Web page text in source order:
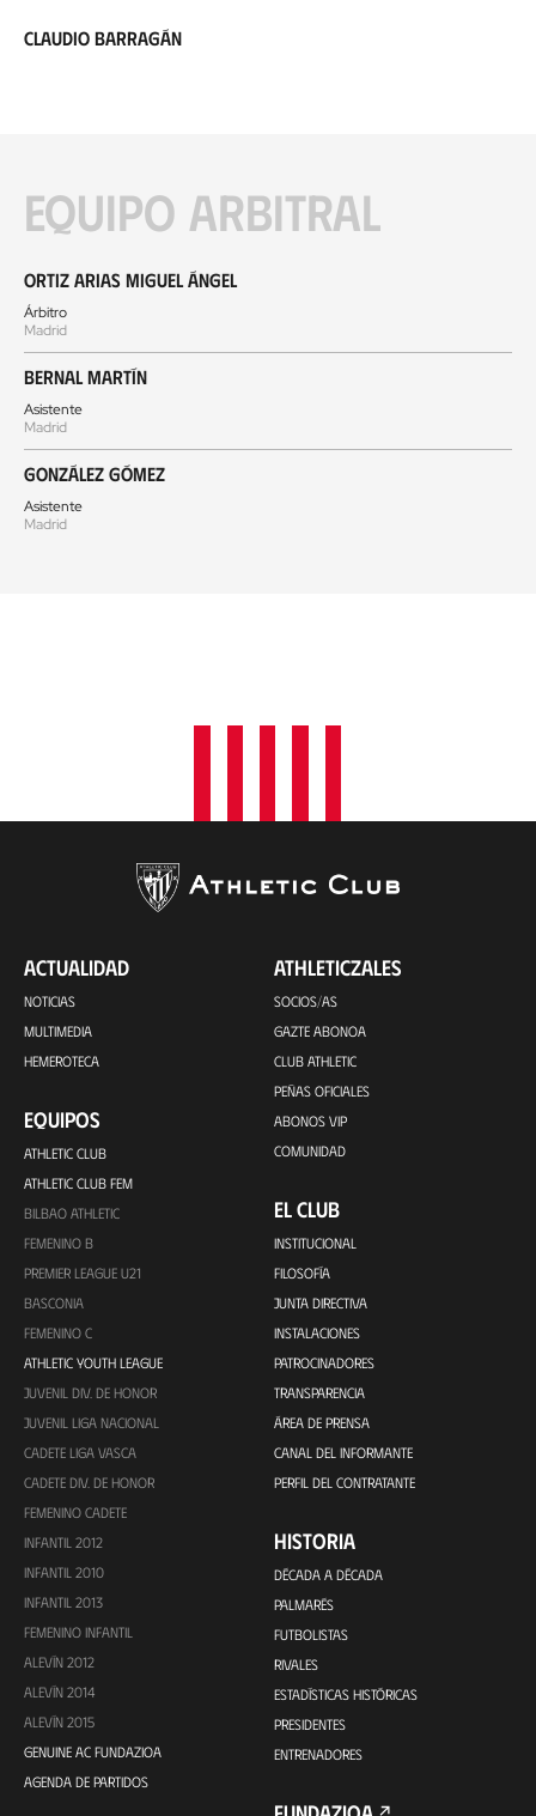
Claudio Barragán
Equipo arbitral
Ortiz Arias Miguel Ángel
Árbitro
Madrid
Bernal Martín
Asistente
Madrid
González Gómez
Asistente
Madrid
ACTUALIDAD
NOTICIAS
MULTIMEDIA
HEMEROTECA
EQUIPOS
ATHLETIC CLUB
ATHLETIC CLUB FEM
BILBAO ATHLETIC
FEMENINO B
PREMIER LEAGUE U21
BASCONIA
FEMENINO C
ATHLETIC YOUTH LEAGUE
JUVENIL DIV. DE HONOR
JUVENIL LIGA NACIONAL
CADETE LIGA VASCA
CADETE DIV. DE HONOR
FEMENINO CADETE
INFANTIL 2012
INFANTIL 2010
INFANTIL 2013
FEMENINO INFANTIL
ALEVÍN 2012
ALEVÍN 2014
ALEVÍN 2015
GENUINE AC FUNDAZIOA
AGENDA DE PARTIDOS
ATHLETICZALES
SOCIOS/AS
GAZTE ABONOA
CLUB ATHLETIC
PEÑAS OFICIALES
ABONOS VIP
COMUNIDAD
EL CLUB
INSTITUCIONAL
FILOSOFÍA
JUNTA DIRECTIVA
INSTALACIONES
PATROCINADORES
TRANSPARENCIA
ÁREA DE PRENSA
CANAL DEL INFORMANTE
PERFIL DEL CONTRATANTE
HISTORIA
DÉCADA A DÉCADA
PALMARÉS
FUTBOLISTAS
RIVALES
ESTADÍSTICAS HISTÓRICAS
PRESIDENTES
ENTRENADORES